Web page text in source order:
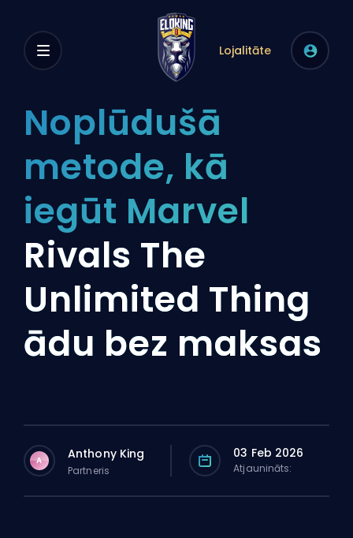
Lojalitāte
Noplūdušā
metode, kā
iegūt Marvel
Rivals The
Unlimited Thing
ādu bez maksas
A Anthony King
Partneris
03 Feb 2026
Atjaunināts: